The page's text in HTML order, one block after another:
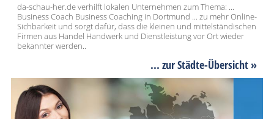
da-schau-her.de verhilft lokalen Unternehmen zum Thema: ...
Business Coach Business Coaching in Dortmund ... zu mehr Online-
Sichbarkeit und sorgt dafür, dass die kleinen und mittelständischen
Firmen aus Handel Handwerk und Dienstleistung vor Ort wieder
bekannter werden..
... zur Städte-Übersicht »